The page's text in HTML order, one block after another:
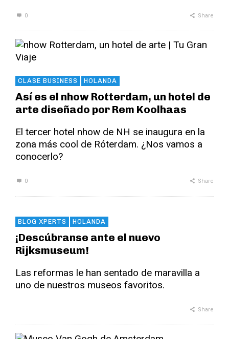
0 Share
CLASE BUSINESS HOLANDA
Así es el nhow Rotterdam, un hotel de
arte diseñado por Rem Koolhaas
El tercer hotel nhow de NH se inaugura en la
zona más cool de Róterdam. ¿Nos vamos a
conocerlo?
0 Share
BLOG XPERTS HOLANDA
¡Descúbranse ante el nuevo
Rijksmuseum!
Las reformas le han sentado de maravilla a
uno de nuestros museos favoritos.
Share